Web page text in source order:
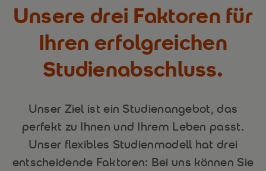
Unsere drei Faktoren für
Ihren erfolgreichen
Studienabschluss.
Unser Ziel ist ein Studienangebot, das
perfekt zu Ihnen und Ihrem Leben passt.
Unser flexibles Studienmodell hat drei
entscheidende Faktoren: Bei uns können Sie